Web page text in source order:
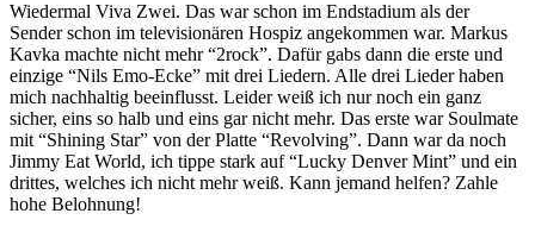
Wiedermal Viva Zwei. Das war schon im Endstadium als der
Sender schon im televisionären Hospiz angekommen war. Markus
Kavka machte nicht mehr “2rock”. Dafür gabs dann die erste und
einzige “Nils Emo-Ecke” mit drei Liedern. Alle drei Lieder haben
mich nachhaltig beeinflusst. Leider weiß ich nur noch ein ganz
sicher, eins so halb und eins gar nicht mehr. Das erste war Soulmate
mit “Shining Star” von der Platte “Revolving”. Dann war da noch
Jimmy Eat World, ich tippe stark auf “Lucky Denver Mint” und ein
drittes, welches ich nicht mehr weiß. Kann jemand helfen? Zahle
hohe Belohnung!